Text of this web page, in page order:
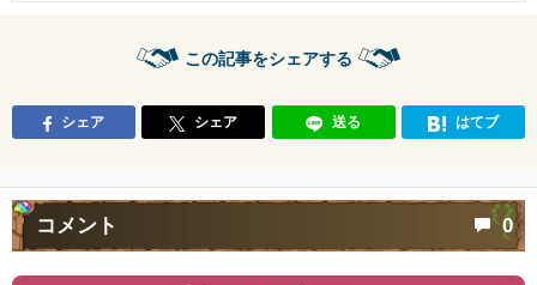
この記事をシェアする
シェア シェア 送る はてブ
コメント 0